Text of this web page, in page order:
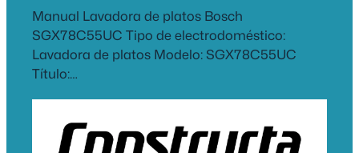
Manual Lavadora de platos Bosch
SGX78C55UC Tipo de electrodoméstico:
Lavadora de platos Modelo: SGX78C55UC
Título:…